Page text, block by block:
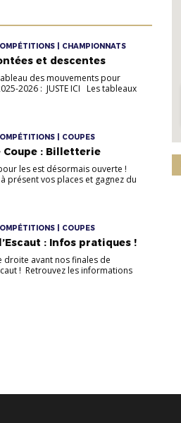
| CHAMPIONNATS
et descentes
des mouvements pour
2026 : JUSTE ICI Les tableaux
| COUPES
Coupe : Billetterie
les est désormais ouverte !
présent vos places et gagnez du
| COUPES
: Infos pratiques !
droite avant nos finales de
! Retrouvez les informations